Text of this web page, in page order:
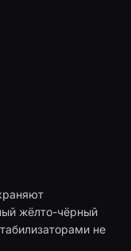
жёлто-чёрный
не